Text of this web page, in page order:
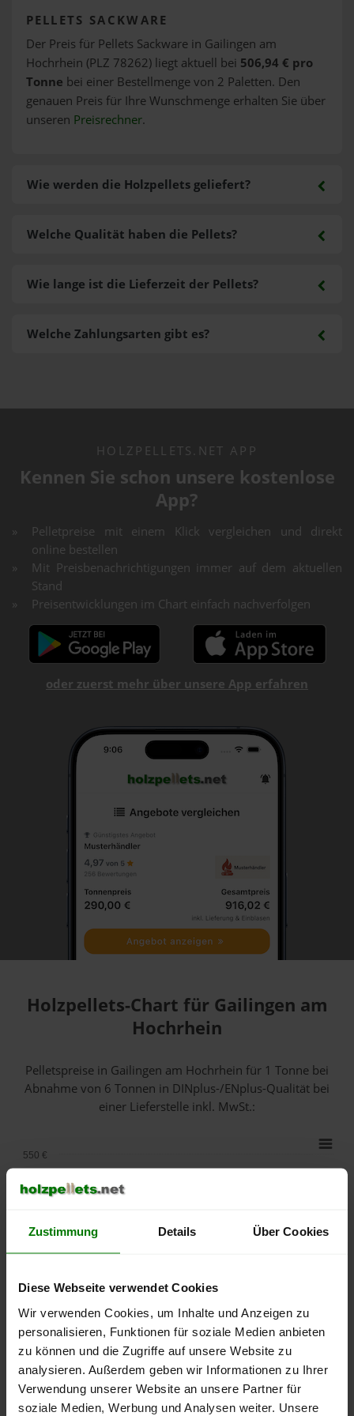
Zustimmung Details Über Cookies
Diese Webseite verwendet Cookies
Wir verwenden Cookies, um Inhalte und Anzeigen zu
personalisieren, Funktionen für soziale Medien anbieten
zu können und die Zugriffe auf unsere Website zu
analysieren. Außerdem geben wir Informationen zu Ihrer
Verwendung unserer Website an unsere Partner für
soziale Medien, Werbung und Analysen weiter. Unsere
PELLETS SACKWARE
Der Preis für Pellets Sackware in Gailingen am
Hochrhein (PLZ 78262) liegt aktuell bei 506,94 € pro
Tonne bei einer Bestellmenge von 2 Paletten. Den
genauen Preis für Ihre Wunschmenge erhalten Sie über
unseren Preisrechner.
Wie werden die Holzpellets geliefert?
Welche Zahlungsarten gibt es?
Welche Qualität haben die Pellets?
Wie lange ist die Lieferzeit der Pellets?
HOLZPELLETS.NET APP
Kennen Sie schon unsere kostenlose
App?
Pelletpreise mit einem Klick vergleichen und direkt
online bestellen
Mit Preisbenachrichtigungen immer auf dem aktuellen
Stand
Preisentwicklungen im Chart einfach nachverfolgen
oder zuerst mehr über unsere App erfahren
Holzpellets-Chart für Gailingen am
Hochrhein
Pelletspreise in Gailingen am Hochrhein für 1 Tonne bei
Abnahmevon 6 Tonnen in DINplus-/ENplus-Qualität bei
einer Lieferstelle inkl. MwSt.:
September
2025
Januar
2026
Mai
2026
250 €
300 €
450 €
500 €
550 €